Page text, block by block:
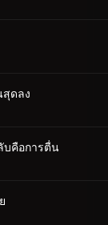
สุดลง
บคือการตื่น